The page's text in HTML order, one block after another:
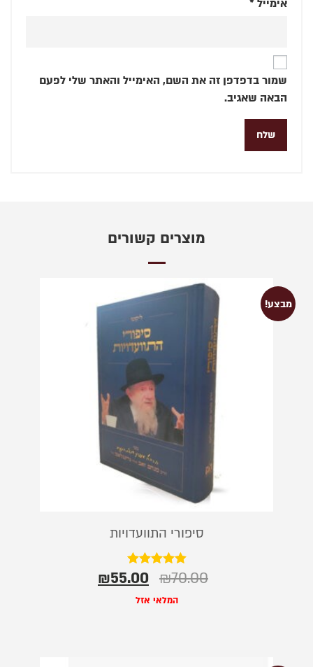
אימייל *
שמור בדפדפן זה את השם, האימייל והאתר שלי לפעם
הבאה שאגיב.
מוצרים קשורים
מבצע!
סיפורי התוועדויות
דורג
5.00
מתוך 5
₪70.00
₪55.00
המלאי אזל